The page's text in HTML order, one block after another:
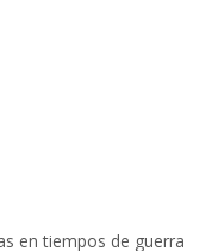
en tiempos de guerra